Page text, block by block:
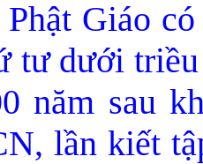
Giáo
tư dưới
năm sau
lần kiết